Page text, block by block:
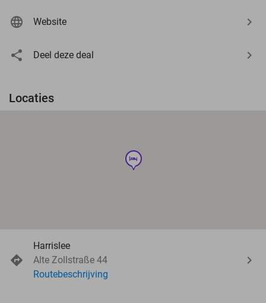
Website
Deel deze deal
Locaties
hotel
Harrislee
Alte Zollstraße 44
Routebeschrijving